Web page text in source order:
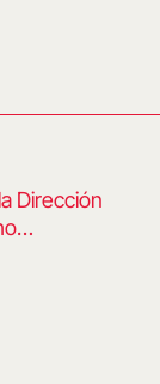
Dirección